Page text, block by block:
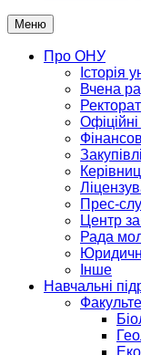
Меню
Про ОНУ
Історія
Вчена
Ректорат
Закупівлі
Прес-
Центр
Рада
Інше
Навчальні